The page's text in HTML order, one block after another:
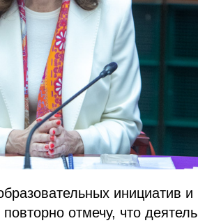
инициатив и
отмечу, что